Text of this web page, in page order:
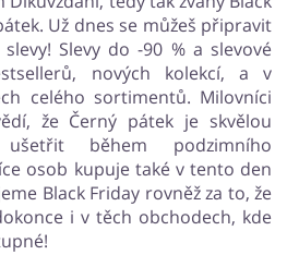
Potraviny
Dům, interiér a zahrada
Už dnes se můžeš připravit
Slevy do -90 % a slevové
nových kolekcí, a v
celého sortimentů. Milovníci
že Černý pátek je skvělou
během podzimního
osob kupuje také v tento den
Black Friday rovněž za to, že
i v těch obchodech, kde